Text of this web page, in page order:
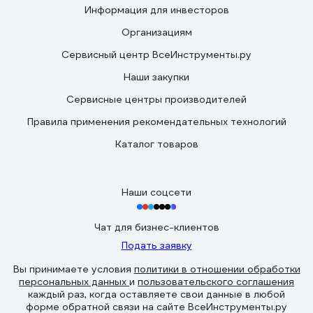
Информация для инвесторов
Организациям
Сервисный центр ВсеИнструменты.ру
Наши закупки
Сервисные центры производителей
Правила применения рекомендательных технологий
Каталог товаров
Наши соцсети
Чат для бизнес-клиентов
Подать заявку
Вы принимаете условия политики в отношении обработки
персональных данных и пользовательского соглашения
каждый раз, когда оставляете свои данные в любой
форме обратной связи на сайте ВсеИнструменты.ру